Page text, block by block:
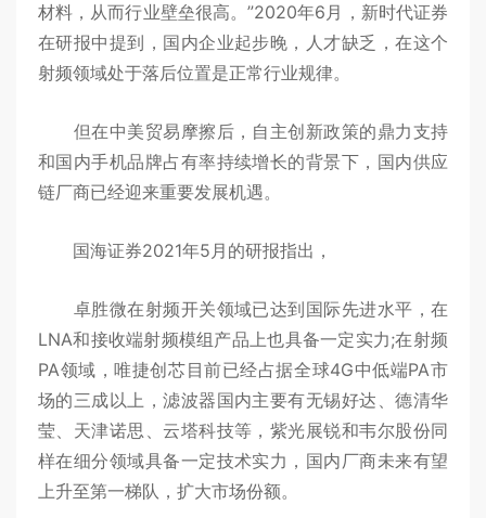
材料，从而行业壁垒很高。”2020年6月，新时代证券
在研报中提到，国内企业起步晚，人才缺乏，在这个
射频领域处于落后位置是正常行业规律。
但在中美贸易摩擦后，自主创新政策的鼎力支持
和国内手机品牌占有率持续增长的背景下，国内供应
链厂商已经迎来重要发展机遇。
国海证券2021年5月的研报指出，
卓胜微在射频开关领域已达到国际先进水平，在
LNA和接收端射频模组产品上也具备一定实力;在射频
PA领域，唯捷创芯目前已经占据全球4G中低端PA市
场的三成以上，滤波器国内主要有无锡好达、德清华
莹、天津诺思、云塔科技等，紫光展锐和韦尔股份同
样在细分领域具备一定技术实力，国内厂商未来有望
上升至第一梯队，扩大市场份额。